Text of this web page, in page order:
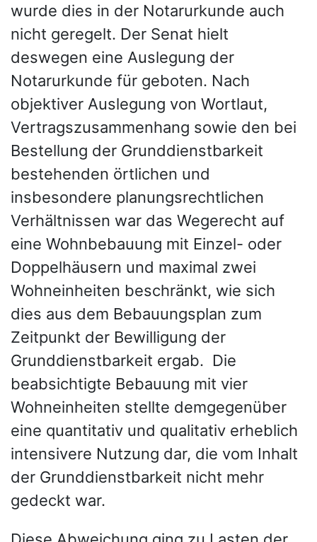
wurde dies in der Notarurkunde auch
nicht geregelt. Der Senat hielt
deswegen eine Auslegung der
Notarurkunde für geboten. Nach
objektiver Auslegung von Wortlaut,
Vertragszusammenhang sowie den bei
Bestellung der Grunddienstbarkeit
bestehenden örtlichen und
insbesondere planungsrechtlichen
Verhältnissen war das Wegerecht auf
eine Wohnbebauung mit Einzel- oder
Doppelhäusern und maximal zwei
Wohneinheiten beschränkt, wie sich
dies aus dem Bebauungsplan zum
Zeitpunkt der Bewilligung der
Grunddienstbarkeit ergab. Die
beabsichtigte Bebauung mit vier
Wohneinheiten stellte demgegenüber
eine quantitativ und qualitativ erheblich
intensivere Nutzung dar, die vom Inhalt
der Grunddienstbarkeit nicht mehr
gedeckt war.